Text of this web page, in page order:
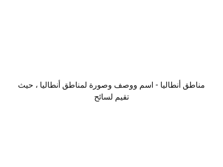
مناطق أنطاليا - اسم ووصف وصورة لمناطق أنطاليا ، حيث
تقيم لسائح